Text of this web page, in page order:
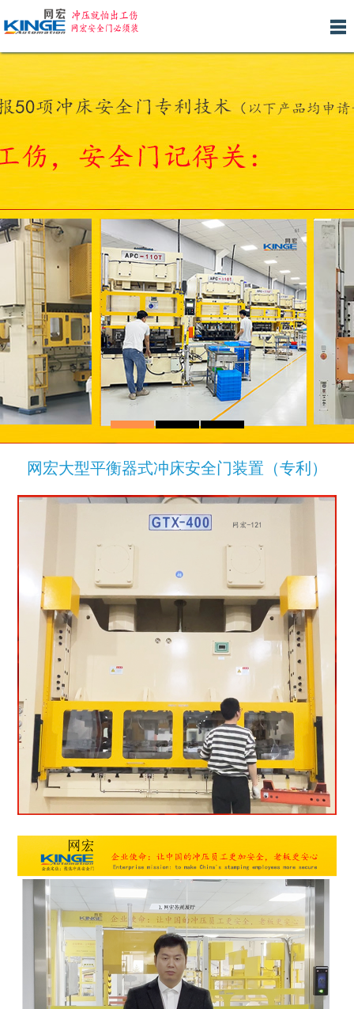
网
首
页
关
我
们
产
中
心
新
中
心
人
招
聘
安
服
务
客
案
例
联
我
们
1 2 3
产品分类 >> 适用于H型冲床
H1系列 H2系列
网宏大型平衡器式冲床安全门装置（专利）